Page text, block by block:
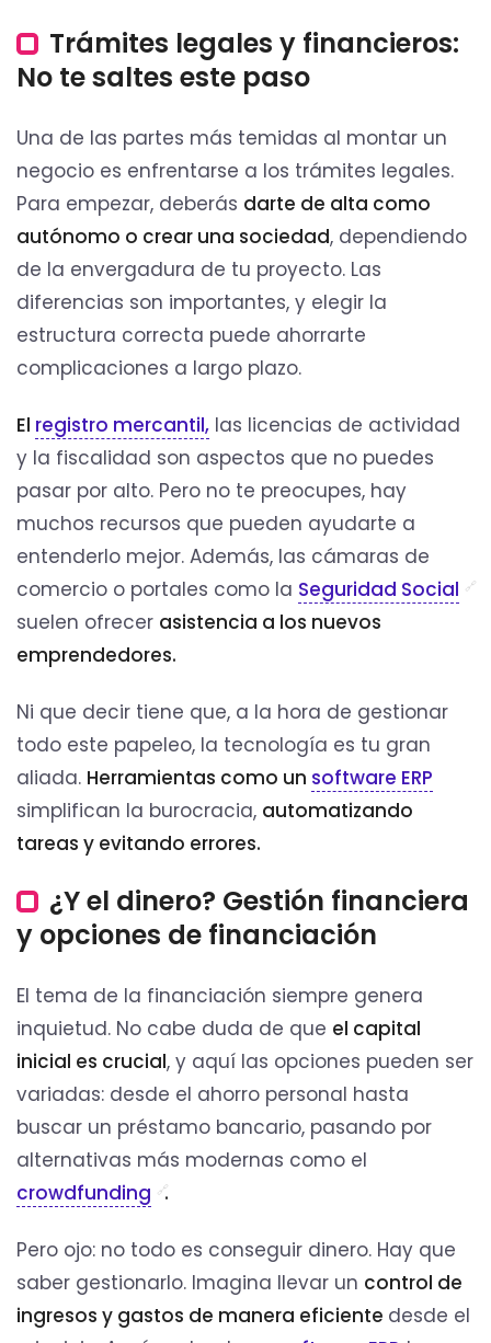
Trámites legales y financieros:
No te saltes este paso
Una de las partes más temidas al montar un
negocio es enfrentarse a los trámites legales.
Para empezar, deberás darte de alta como
autónomo o crear una sociedad, dependiendo
de la envergadura de tu proyecto. Las
diferencias son importantes, y elegir la
estructura correcta puede ahorrarte
complicaciones a largo plazo.
El registro mercantil, las licencias de actividad
y la fiscalidad son aspectos que no puedes
pasar por alto. Pero no te preocupes, hay
muchos recursos que pueden ayudarte a
entenderlo mejor. Además, las cámaras de
comercio o portales como la Seguridad Social
suelen ofrecer asistencia a los nuevos
emprendedores.
Ni que decir tiene que, a la hora de gestionar
todo este papeleo, la tecnología es tu gran
aliada. Herramientas como un software ERP
simplifican la burocracia, automatizando
tareas y evitando errores.
¿Y el dinero? Gestión financiera
y opciones de financiación
El tema de la financiación siempre genera
inquietud. No cabe duda de que el capital
inicial es crucial, y aquí las opciones pueden ser
variadas: desde el ahorro personal hasta
buscar un préstamo bancario, pasando por
alternativas más modernas como el
crowdfunding .
Pero ojo: no todo es conseguir dinero. Hay que
saber gestionarlo. Imagina llevar un control de
ingresos y gastos de manera eficiente desde el